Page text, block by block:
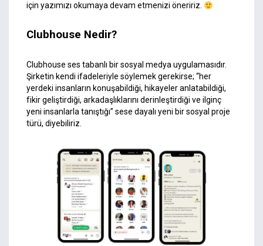
için yazımızı okumaya devam etmenizi öneririz.
Clubhouse Nedir?
Clubhouse ses tabanlı bir sosyal medya uygulamasıdır.
Şirketin kendi ifadeleriyle söylemek gerekirse; “her
yerdeki insanların konuşabildiği, hikayeler anlatabildiği,
fikir geliştirdiği, arkadaşlıklarını derinleştirdiği ve ilginç
yeni insanlarla tanıştığı” sese dayalı yeni bir sosyal proje
türü, diyebiliriz.